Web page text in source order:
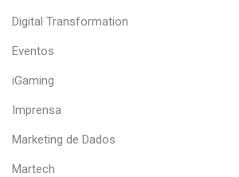
Digital Transformation
Eventos
iGaming
Imprensa
Marketing de Dados
Martech